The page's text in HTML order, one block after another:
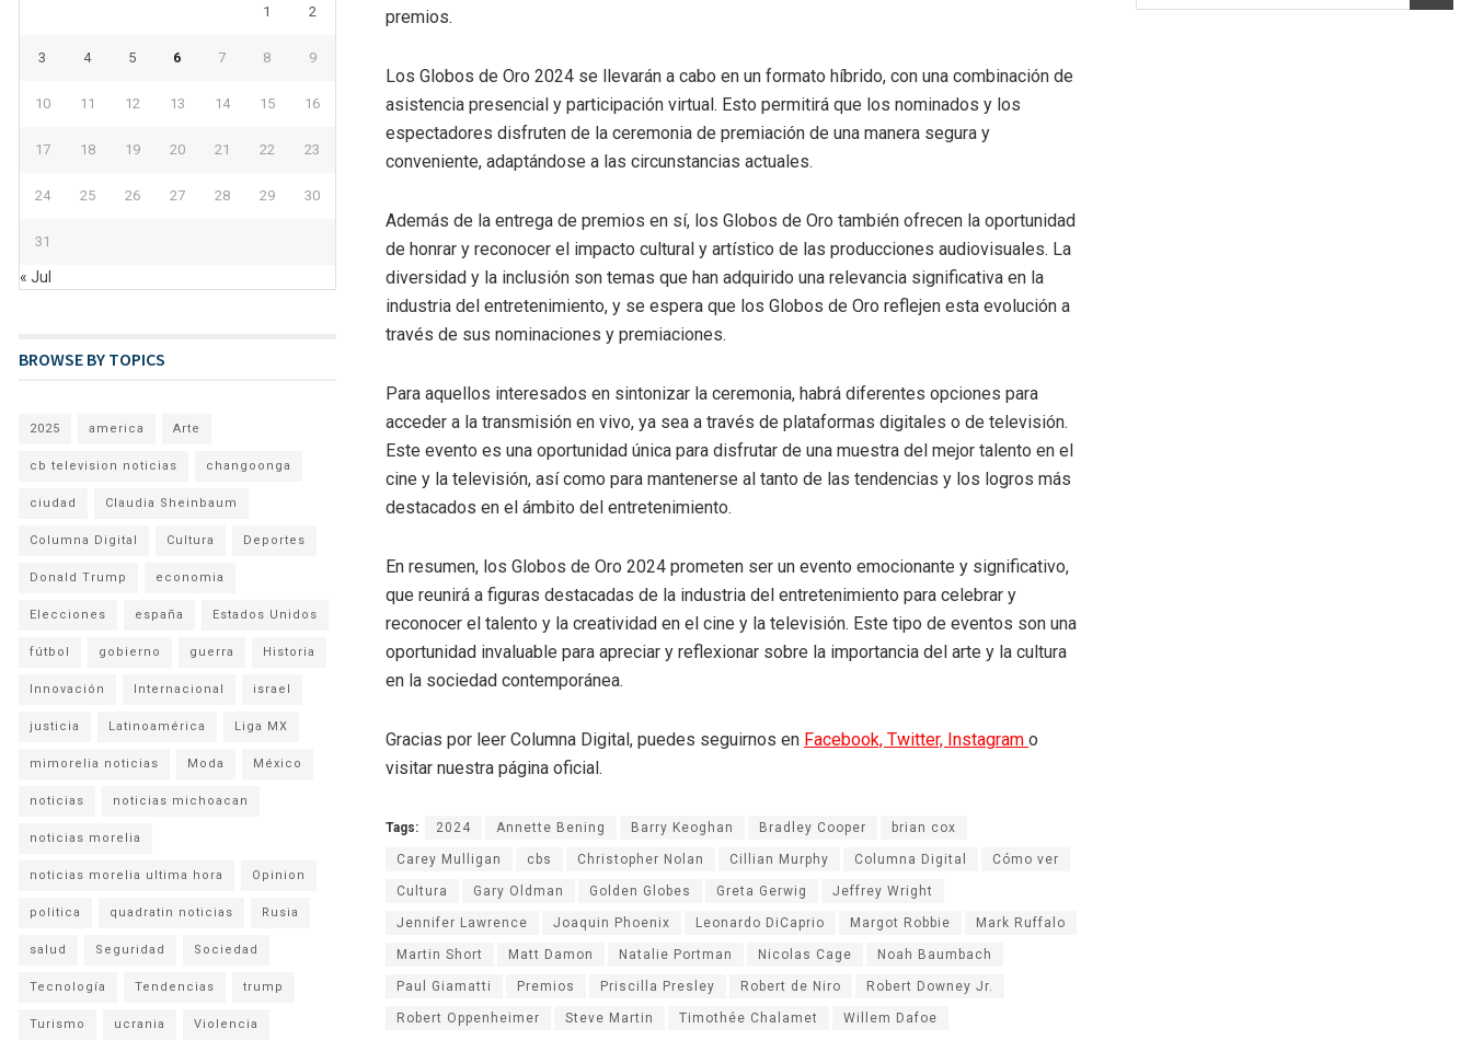
premios.
Los Globos de Oro 2024 se llevarán a cabo en un formato híbrido, con una combinación de
asistencia presencial y participación virtual. Esto permitirá que los nominados y los
espectadores disfruten de la ceremonia de premiación de una manera segura y
conveniente, adaptándose a las circunstancias actuales.
Además de la entrega de premios en sí, los Globos de Oro también ofrecen la oportunidad
de honrar y reconocer el impacto cultural y artístico de las producciones audiovisuales. La
diversidad y la inclusión son temas que han adquirido una relevancia significativa en la
industria del entretenimiento, y se espera que los Globos de Oro reflejen esta evolución a
través de sus nominaciones y premiaciones.
Para aquellos interesados en sintonizar la ceremonia, habrá diferentes opciones para
acceder a la transmisión en vivo, ya sea a través de plataformas digitales o de televisión.
Este evento es una oportunidad única para disfrutar de una muestra del mejor talento en el
cine y la televisión, así como para mantenerse al tanto de las tendencias y los logros más
destacados en el ámbito del entretenimiento.
En resumen, los Globos de Oro 2024 prometen ser un evento emocionante y significativo,
que reunirá a figuras destacadas de la industria del entretenimiento para celebrar y
reconocer el talento y la creatividad en el cine y la televisión. Este tipo de eventos son una
oportunidad invaluable para apreciar y reflexionar sobre la importancia del arte y la cultura
en la sociedad contemporánea.
Gracias por leer Columna Digital, puedes seguirnos en Facebook, Twitter, Instagram o
visitar nuestra página oficial.
Tags: 2024 Annette Bening Barry Keoghan Bradley Cooper brian cox
Carey Mulligan cbs Christopher Nolan Cillian Murphy Columna Digital Cómo ver
Cultura Gary Oldman Golden Globes Greta Gerwig Jeffrey Wright
Jennifer Lawrence Joaquin Phoenix Leonardo DiCaprio Margot Robbie Mark Ruffalo
Martin Short Matt Damon Natalie Portman Nicolas Cage Noah Baumbach
Paul Giamatti Premios Priscilla Presley Robert de Niro Robert Downey Jr.
Robert Oppenheimer Steve Martin Timothée Chalamet Willem Dafoe
1 2
3 4 5 6 7 8 9
10 11 12 13 14 15 16
17 18 19 20 21 22 23
24 25 26 27 28 29 30
31
« Jul
BROWSE BY TOPICS
2025 america Arte
cb television noticias changoonga
ciudad Claudia Sheinbaum
Columna Digital Cultura Deportes
Donald Trump economia
Elecciones españa Estados Unidos
fútbol gobierno guerra Historia
Innovación Internacional israel
justicia Latinoamérica Liga MX
mimorelia noticias Moda México
noticias noticias michoacan
noticias morelia
noticias morelia ultima hora Opinion
politica quadratin noticias Rusia
salud Seguridad Sociedad
Tecnología Tendencias trump
Turismo ucrania Violencia